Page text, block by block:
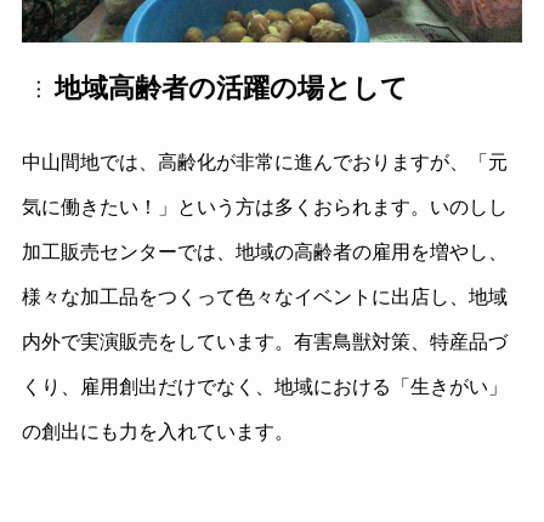
地域高齢者の活躍の場として
中山間地では、高齢化が非常に進んでおりますが、「元
気に働きたい！」という方は多くおられます。いのしし
加工販売センターでは、地域の高齢者の雇用を増やし、
様々な加工品をつくって色々なイベントに出店し、地域
内外で実演販売をしています。有害鳥獣対策、特産品づ
くり、雇用創出だけでなく、地域における「生きがい」
の創出にも力を入れています。